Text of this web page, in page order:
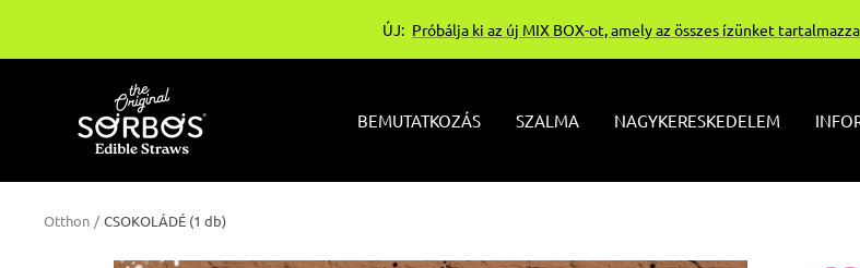
ÚJ: Próbálja ki az új MIX BOX-ot, amely az összes ízünket
BEMUTATKOZÁS SZALMA NAGYKERESKEDELEM
Otthon CSOKOLÁDÉ (1 db)